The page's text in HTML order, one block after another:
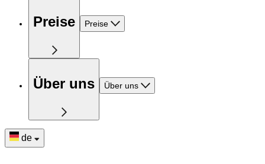
Preise Preise
Über uns Über uns
de